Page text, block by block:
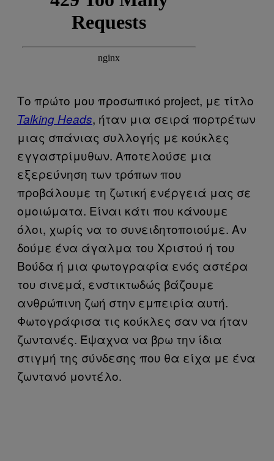
Το πρώτο μου προσωπικό project, με τίτλο
Talking Heads, ήταν μια σειρά πορτρέτων
μιας σπάνιας συλλογής με κούκλες
εγγαστρίμυθων. Αποτελούσε μια
εξερεύνηση των τρόπων που
προβάλουμε τη ζωτική ενέργειά μας σε
ομοιώματα. Είναι κάτι που κάνουμε
όλοι, χωρίς να το συνειδητοποιούμε. Αν
δούμε ένα άγαλμα του Χριστού ή του
Βούδα ή μια φωτογραφία ενός αστέρα
του σινεμά, ενστικτωδώς βάζουμε
ανθρώπινη ζωή στην εμπειρία αυτή.
Φωτογράφισα τις κούκλες σαν να ήταν
ζωντανές. Έψαχνα να βρω την ίδια
στιγμή της σύνδεσης που θα είχα με ένα
ζωντανό μοντέλο.